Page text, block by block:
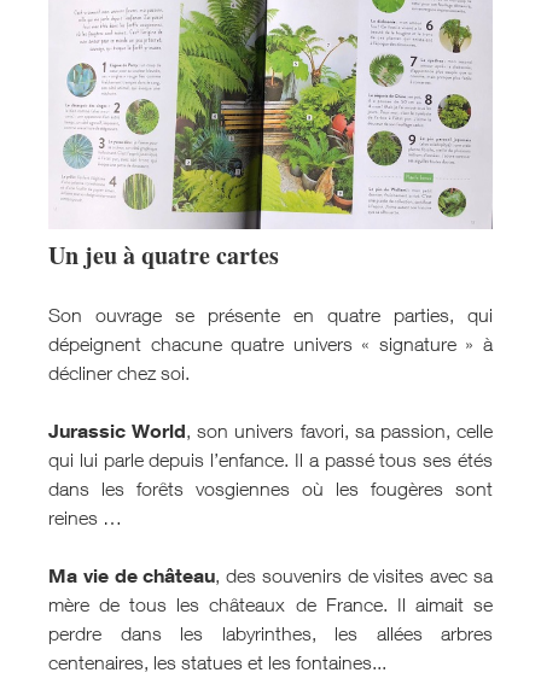
Un jeu à quatre cartes
Son ouvrage se présente en quatre parties, qui
dépeignent chacune quatre univers « signature » à
décliner chez soi.
Jurassic World, son univers favori, sa passion, celle
qui lui parle depuis l’enfance. Il a passé tous ses étés
dans les forêts vosgiennes où les fougères sont
reines …
Ma vie de château, des souvenirs de visites avec sa
mère de tous les châteaux de France. Il aimait se
perdre dans les labyrinthes, les allées arbres
centenaires, les statues et les fontaines...